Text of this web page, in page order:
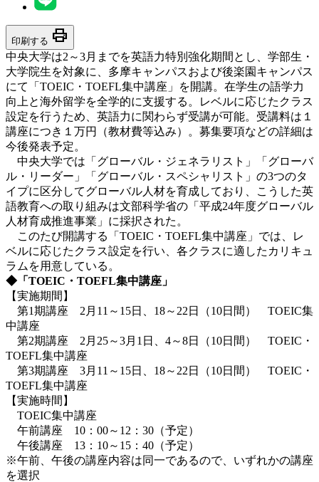
印刷する print
中央大学は2～3月までを英語力特別強化期間とし、学部生・
大学院生を対象に、多摩キャンパスおよび後楽園キャンパス
にて「TOEIC・TOEFL集中講座」を開講。在学生の語学力
向上と海外留学を全学的に支援する。レベルに応じたクラス
設定を行うため、英語力に関わらず受講が可能。受講料は１
講座につき１万円（教材費等込み）。募集要項などの詳細は
今後発表予定。
中央大学では「グローバル・ジェネラリスト」「グローバ
ル・リーダー」「グローバル・スペシャリスト」の3つのタ
イプに区分してグローバル人材を育成しており、こうした英
語教育への取り組みは文部科学省の「平成24年度グローバル
人材育成推進事業」に採択された。
このたび開講する「TOEIC・TOEFL集中講座」では、レ
ベルに応じたクラス設定を行い、各クラスに適したカリキュ
ラムを用意している。
◆「TOEIC・TOEFL集中講座」
【実施期間】
第1期講座 2月11～15日、18～22日（10日間） TOEIC集
中講座
第2期講座 2月25～3月1日、4～8日（10日間） TOEIC・
TOEFL集中講座
第3期講座 3月11～15日、18～22日（10日間） TOEIC・
TOEFL集中講座
【実施時間】
TOEIC集中講座
午前講座 10：00～12：30（予定）
午後講座 13：10～15：40（予定）
※午前、午後の講座内容は同一であるので、いずれかの講座
を選択